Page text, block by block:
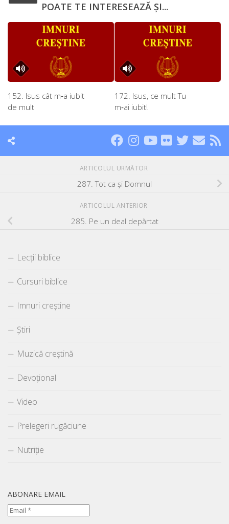
POATE TE INTERESEAZĂ ȘI...
152. Isus cât m‑a iubit
de mult
172. Isus, ce mult Tu
m‑ai iubit!
ARTICOLUL URMĂTOR
287. Tot ca şi Domnul
ARTICOLUL ANTERIOR
285. Pe un deal depărtat
Lecții biblice
Cursuri biblice
Imnuri creștine
Știri
Muzică creștină
Devoțional
Video
Prelegeri rugăciune
Nutriție
ABONARE EMAIL